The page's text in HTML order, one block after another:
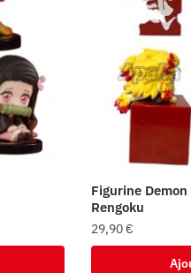
Figurine
Rengoku
29,90€